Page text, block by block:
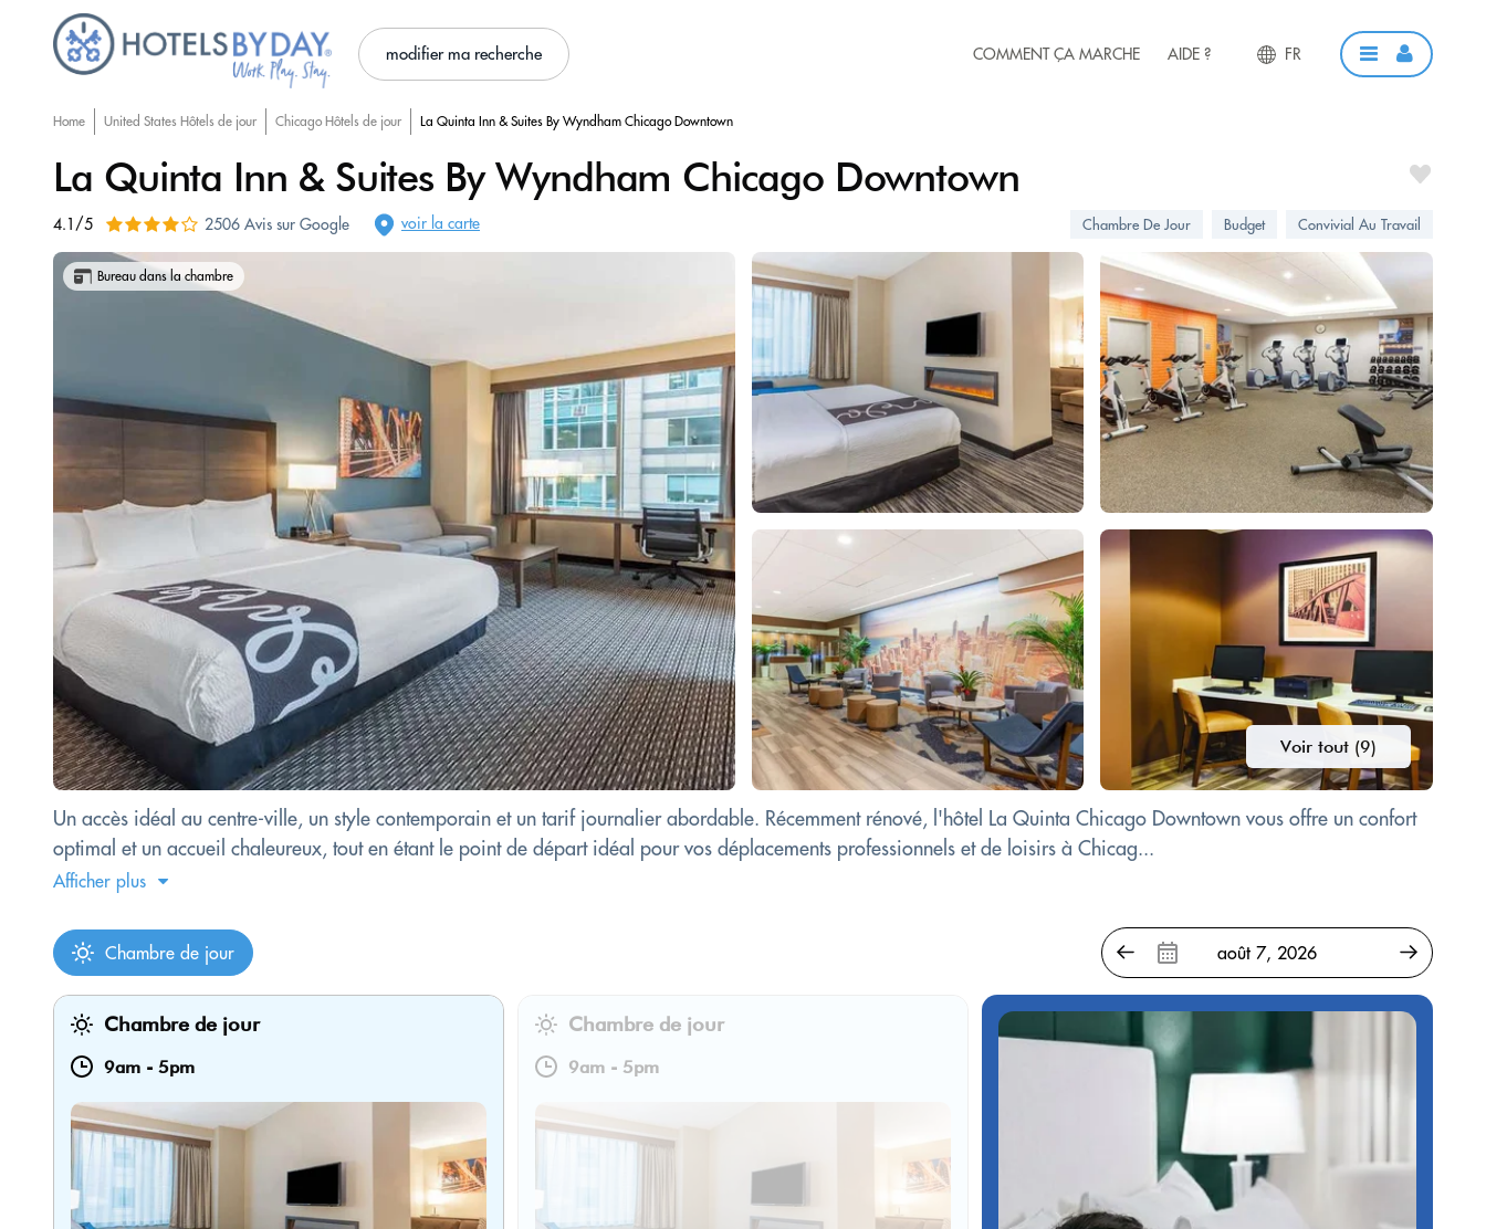
modifier ma recherche COMMENT ÇA MARCHE AIDE ? FR
Home United States Hôtels de jour Chicago Hôtels de jour La Quinta Inn & Suites By Wyndham Chicago Downtown
La Quinta Inn & Suites By Wyndham Chicago Downtown
4.1/5 2506 Avis sur Google voir la carte Chambre De Jour Budget Convivial Au Travail
Voir tout (9)
Bureau dans la chambre
Un accès idéal au centre-ville, un style contemporain et un tarif journalier abordable. Récemment rénové, l'hôtel La Quinta Chicago Downtown vous offre un confort
optimal et un accueil chaleureux, tout en étant le point de départ idéal pour vos déplacements professionnels et de loisirs à Chicag...
Afficher plus
Chambre de jour
Chambre de jour
9am - 5pm
Chambre de jour
9am - 5pm